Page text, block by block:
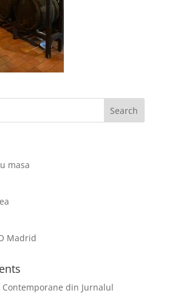
masa
Madrid
din Jurnalul